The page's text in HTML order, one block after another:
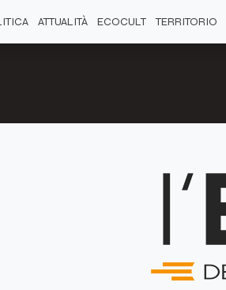
ATTUALITÀ ECOCULT TERRITORIO